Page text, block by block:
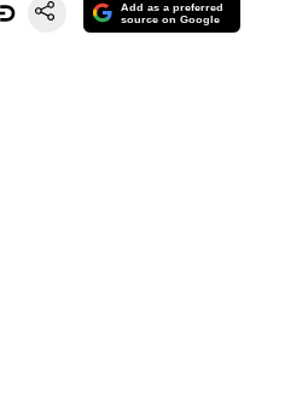
Add as a preferred
source on Google